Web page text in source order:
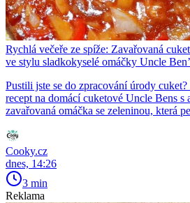
Rychlá večeře ze spíže: Zavařovaná
ve stylu sladkokyselé omáčky Uncle
Pustili jste se do zpracování úrody
recept na domácí cuketové Uncle Bens s
zavařovaná omáčka se zeleninou, která
Cooky.cz
dnes, 14:26
3 min
Reklama